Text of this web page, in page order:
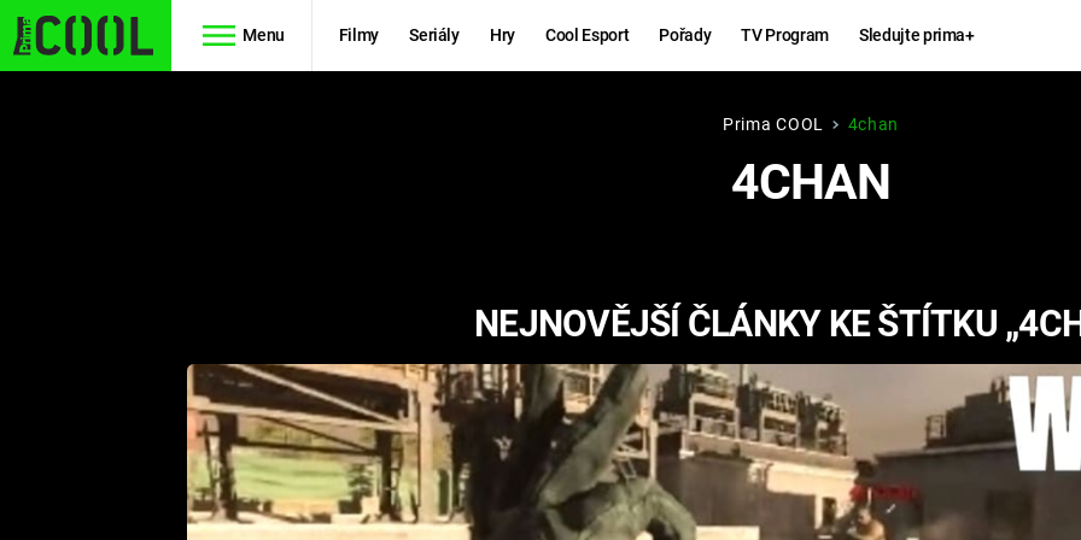
Menu Filmy Seriály Hry Cool Esport Pořady TV Program Sledujte prima+
FUTURAMA
RYCHLE A
ZBĚSILE 10
PREDÁTOR
KINGDOM
COME:
DELIVERANCE
ESPORT
CHUCK
NORRIS
Prima COOL 4chan
4CHAN
NEJNOVĚJŠÍ ČLÁNKY KE ŠTÍTKU